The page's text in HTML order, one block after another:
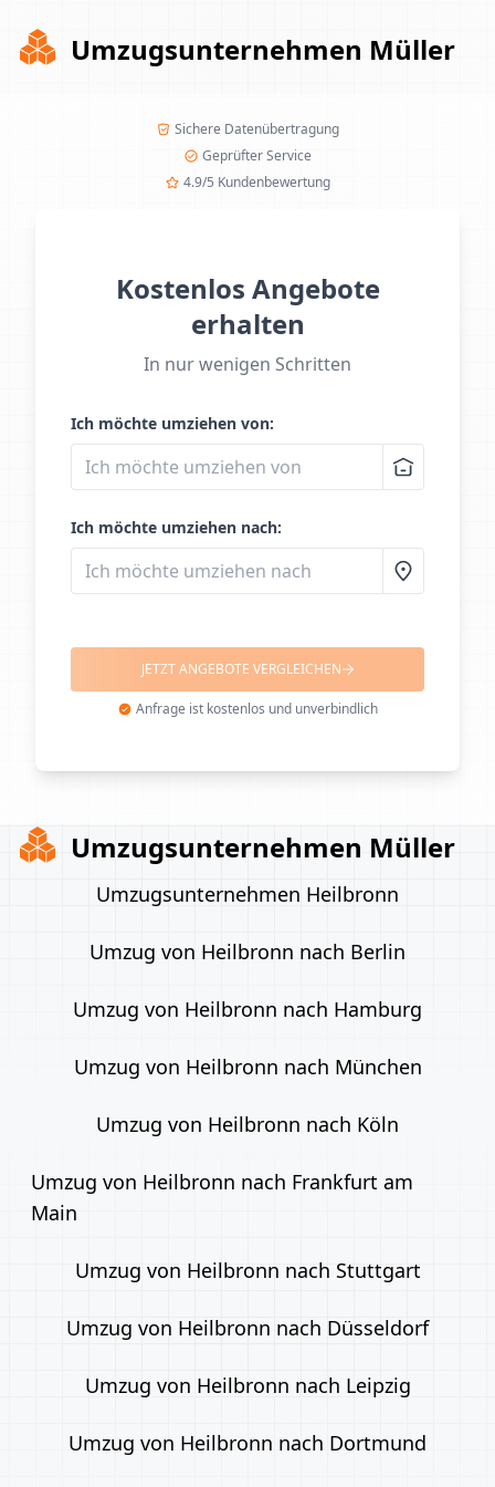
Umzugsunternehmen Müller
Sichere Datenübertragung
Geprüfter Service
4.9/5 Kundenbewertung
Kostenlos Angebote
erhalten
In nur wenigen Schritten
Ich möchte umziehen von:
Ich möchte umziehen nach:
JETZT ANGEBOTE VERGLEICHEN
Anfrage ist kostenlos und unverbindlich
Umzugsunternehmen Müller
Umzugsunternehmen Heilbronn
Umzug von Heilbronn nach Berlin
Umzug von Heilbronn nach Hamburg
Umzug von Heilbronn nach München
Umzug von Heilbronn nach Köln
Umzug von Heilbronn nach Frankfurt am
Main
Umzug von Heilbronn nach Stuttgart
Umzug von Heilbronn nach Düsseldorf
Umzug von Heilbronn nach Leipzig
Umzug von Heilbronn nach Dortmund